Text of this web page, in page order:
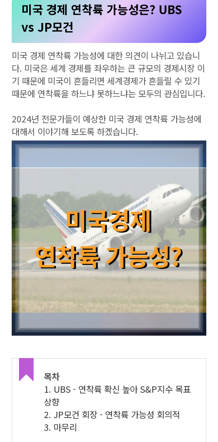
미국 경제 연착륙 가능성은? UBS
vs JP모건
미국 경제 연착륙 가능성에 대한 의견이 나뉘고 있습니
다. 미국은 세계 경제를 좌우하는 큰 규모의 경제시장 이
기 때문에 미국이 흔들리면 세계경제가 흔들릴 수 있기
때문에 연착륙을 하느냐 못하느냐는 모두의 관심입니다.
2024년 전문가들이 예상한 미국 경제 연착륙 가능성에
대해서 이야기해 보도록 하겠습니다.
목차
1. UBS - 연착륙 확신 높아 S&P지수 목표
상향
2. JP모건 회장 - 연착륙 가능성 회의적
3. 마무리